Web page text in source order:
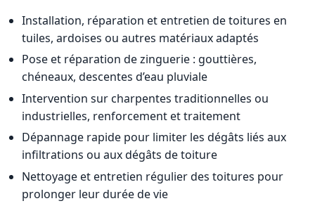
Installation, réparation et entretien de toitures en
tuiles, ardoises ou autres matériaux adaptés
Pose et réparation de zinguerie : gouttières,
chéneaux, descentes d’eau pluviale
Intervention sur charpentes traditionnelles ou
industrielles, renforcement et traitement
Dépannage rapide pour limiter les dégâts liés aux
infiltrations ou aux dégâts de toiture
Nettoyage et entretien régulier des toitures pour
prolonger leur durée de vie